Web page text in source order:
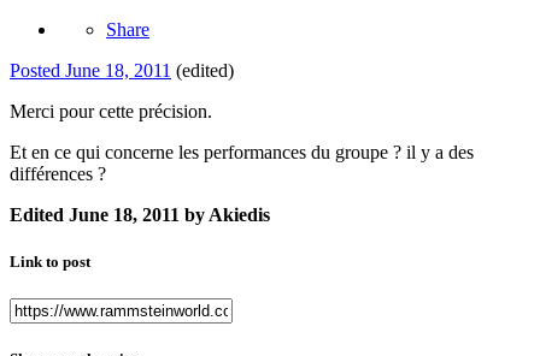
Share
Posted June 18, 2011 (edited)
Merci pour cette précision.
Et en ce qui concerne les performances du groupe ? il y a des
différences ?
Edited June 18, 2011 by Akiedis
Link to post